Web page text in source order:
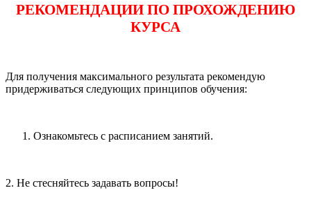
РЕКОМЕНДАЦИИ ПО ПРОХОЖДЕНИЮ
КУРСА
Для получения максимального результата рекомендую
придерживаться следующих принципов обучения:
Ознакомьтесь с расписанием занятий.
2. Не стесняйтесь задавать вопросы!